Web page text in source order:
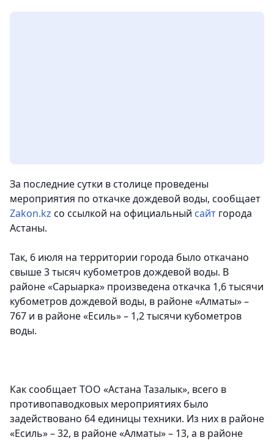
За последние сутки в столице проведены
мероприятия по откачке дождевой воды, сообщает
Zakon.kz со ссылкой на официальный сайт города
Астаны.
Так, 6 июля на территории города было откачано
свыше 3 тысяч кубометров дождевой воды. В
районе «Сарыарка» произведена откачка 1,6 тысячи
кубометров дождевой воды, в районе «Алматы» –
767 и в районе «Есиль» – 1,2 тысячи кубометров
воды.
Как сообщает ТОО «Астана Тазалык», всего в
противопаводковых мероприятиях было
задействовано 64 единицы техники. Из них в районе
«Есиль» – 32, в районе «Алматы» – 13, а в районе